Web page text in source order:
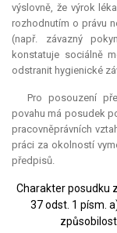
výslovně, že výrok
rozhodnutím o právu
(např. závazný
konstatuje sociálně
odstranit hygienické
Pro posouzení
povahu má posudek
pracovněprávních
práci za okolností
předpisů.
Charakter posudku
37 odst. 1 písm.